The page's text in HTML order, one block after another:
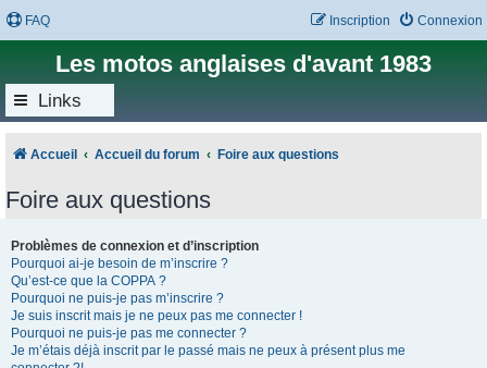
FAQ Connexion
Inscription
Les motos anglaises d'avant 1983
Links
Accueil Accueil du forum Foire aux questions
Foire aux questions
Problèmes de connexion et d’inscription
Pourquoi ai-je besoin de m’inscrire ?
Qu’est-ce que la COPPA ?
Pourquoi ne puis-je pas m’inscrire ?
Je suis inscrit mais je ne peux pas me connecter !
Pourquoi ne puis-je pas me connecter ?
Je m’étais déjà inscrit par le passé mais ne peux à présent plus me